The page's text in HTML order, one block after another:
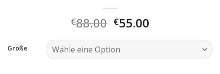
€88.00 €55.00
Größe